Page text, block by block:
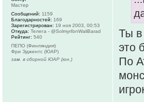
Ты в
это
По
Мастер
Сообщений: 1159
Благодарностей: 169
Зарегистрирован: 19 ноя 2003, 00:53
Откуда: Телега - @SolmyrIbnWaliBarad
Рейтинг: 540
ПЕПО (Финляндия)
Фри Эджентс (ЮАР)
зам. в сборной ЮАР (юн.)